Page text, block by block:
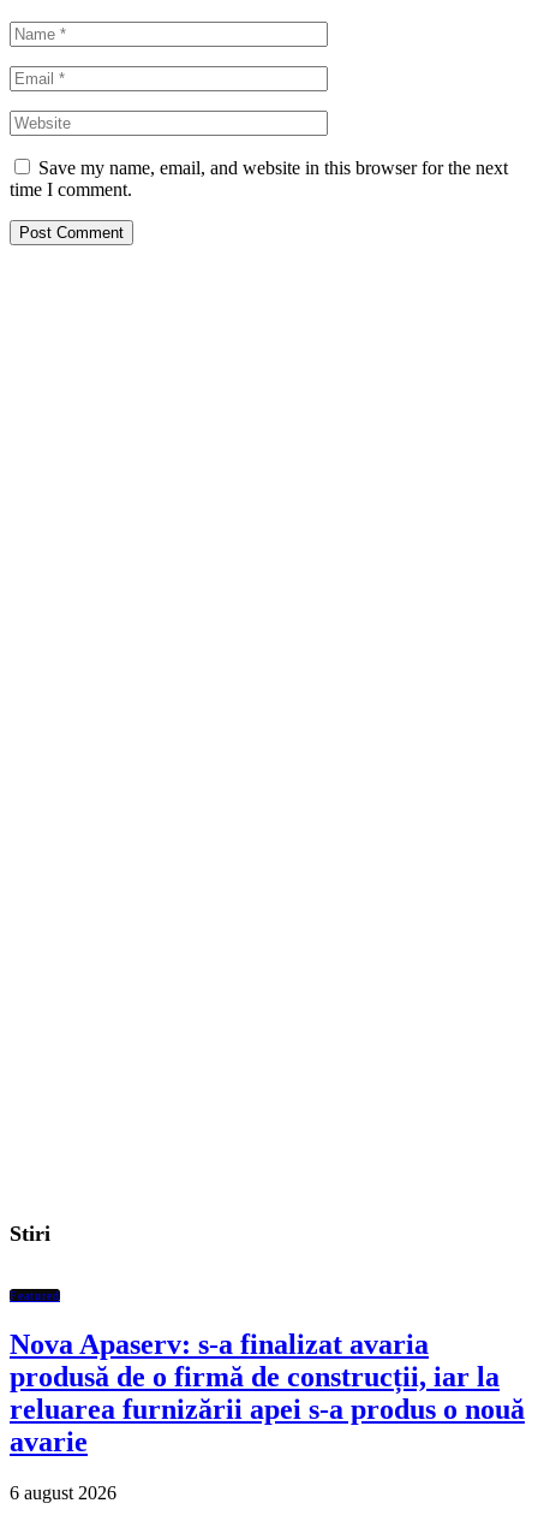
Save my name, email, and website in this browser for the next
time I comment.
Stiri
Featured
Nova Apaserv: s-a finalizat avaria
produsă de o firmă de construcții, iar la
reluarea furnizării apei s-a produs o nouă
avarie
6 august 2026